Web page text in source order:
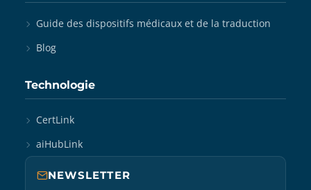
Guide des dispositifs médicaux et de la traduction
Blog
Technologie
CertLink
aiHubLink
NEWSLETTER